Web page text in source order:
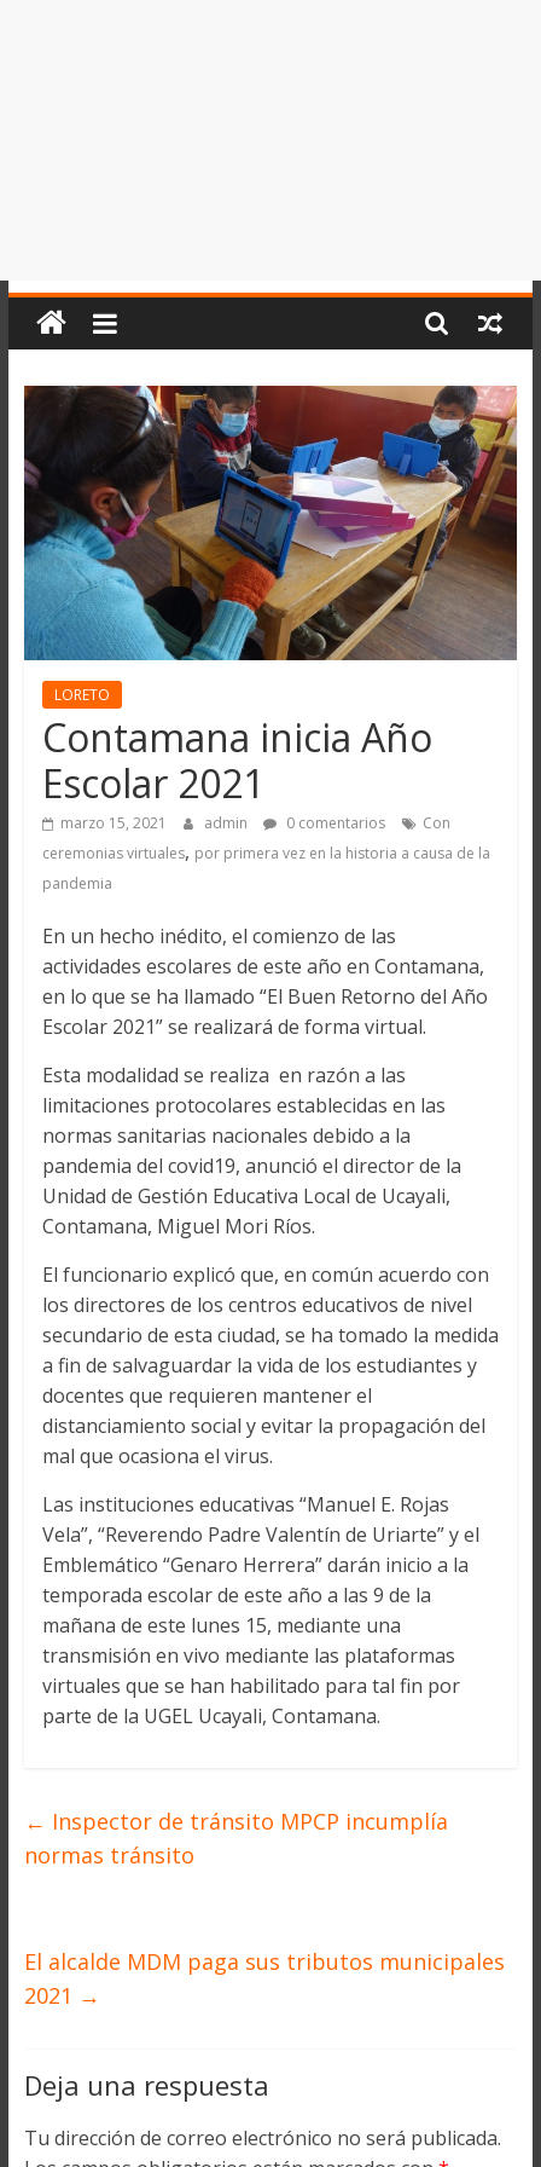
LORETO
Contamana inicia Año
Escolar 2021
marzo 15, 2021 admin 0 comentarios
Con
ceremonias virtuales, por primera vez en la historia a causa de la
pandemia
En un hecho inédito, el comienzo de las
actividades escolares de este año en Contamana,
en lo que se ha llamado “El Buen Retorno del Año
Escolar 2021” se realizará de forma virtual.
Esta modalidad se realiza en razón a las
limitaciones protocolares establecidas en las
normas sanitarias nacionales debido a la
pandemia del covid19, anunció el director de la
Unidad de Gestión Educativa Local de Ucayali,
Contamana, Miguel Mori Ríos.
El funcionario explicó que, en común acuerdo con
los directores de los centros educativos de nivel
secundario de esta ciudad, se ha tomado la medida
a fin de salvaguardar la vida de los estudiantes y
docentes que requieren mantener el
distanciamiento social y evitar la propagación del
mal que ocasiona el virus.
Las instituciones educativas “Manuel E. Rojas
Vela”, “Reverendo Padre Valentín de Uriarte” y el
Emblemático “Genaro Herrera” darán inicio a la
temporada escolar de este año a las 9 de la
mañana de este lunes 15, mediante una
transmisión en vivo mediante las plataformas
virtuales que se han habilitado para tal fin por
parte de la UGEL Ucayali, Contamana.
← Inspector de tránsito MPCP incumplía
normas tránsito
El alcalde MDM paga sus tributos municipales
2021 →
Deja una respuesta
Tu dirección de correo electrónico no será publicada.